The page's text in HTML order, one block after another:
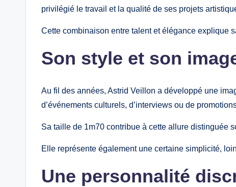
privilégié le travail et la qualité de ses projets
Cette combinaison entre talent et élégance explique
Son style et son
Au fil des années, Astrid Veillon a développé une
d’événements culturels, d’interviews ou de
Sa taille de 1m70 contribue à cette allure distinguée
Elle représente également une certaine simplicité,
Une personnalité